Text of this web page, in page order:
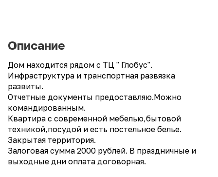
Описание
Дом находится рядом с ТЦ " Глобус".
Инфраструктура и транспортная развязка
развиты.
Отчетные документы предоставляю.Можно
командированным.
Квартира с современной мебелью,бытовой
техникой,посудой и есть постельное белье.
Закрытая территория.
Залоговая сумма 2000 рублей. В праздничные и
выходные дни оплата договорная.